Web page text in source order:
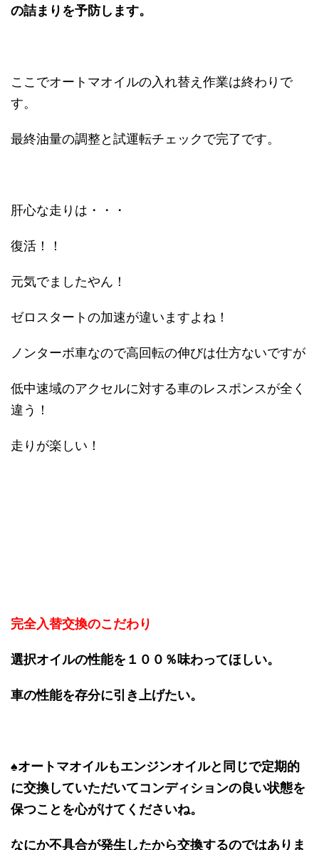
の詰まりを予防します。
ここでオートマオイルの入れ替え作業は終わりで
す。
最終油量の調整と試運転チェックで完了です。
肝心な走りは・・・
復活！！
元気でましたやん！
ゼロスタートの加速が違いますよね！
ノンターボ車なので高回転の伸びは仕方ないですが
低中速域のアクセルに対する車のレスポンスが全く
違う！
走りが楽しい！
完全入替交換のこだわり
選択オイルの性能を１００％味わってほしい。
車の性能を存分に引き上げたい。
♠オートマオイルもエンジンオイルと同じで定期的
に交換していただいてコンディションの良い状態を
保つことを心がけてくださいね。
なにか不具合が発生したから交換するのではありま